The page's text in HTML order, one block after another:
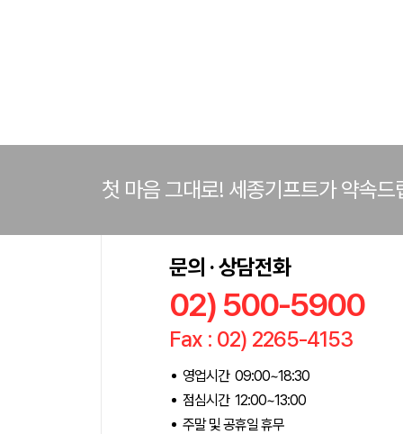
첫 마음 그대로! 세종기프트가 약속드
문의 · 상담전화
02) 500-5900
Fax : 02) 2265-4153
영업시간 09:00~18:30
점심시간 12:00~13:00
주말 및 공휴일 휴무